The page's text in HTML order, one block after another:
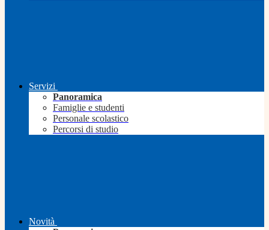
Servizi
Panoramica
Famiglie e studenti
Personale scolastico
Percorsi di studio
Novità